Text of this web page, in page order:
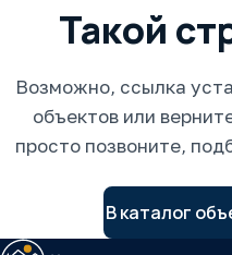
Такой
Возможно, ссылка
объектов или
просто позвоните,
В каталог